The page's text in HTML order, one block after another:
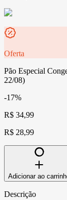
Oferta
Pão Especial
22/08)
-17%
R$ 34,99
R$ 28,99
Adicionar ao
Descrição